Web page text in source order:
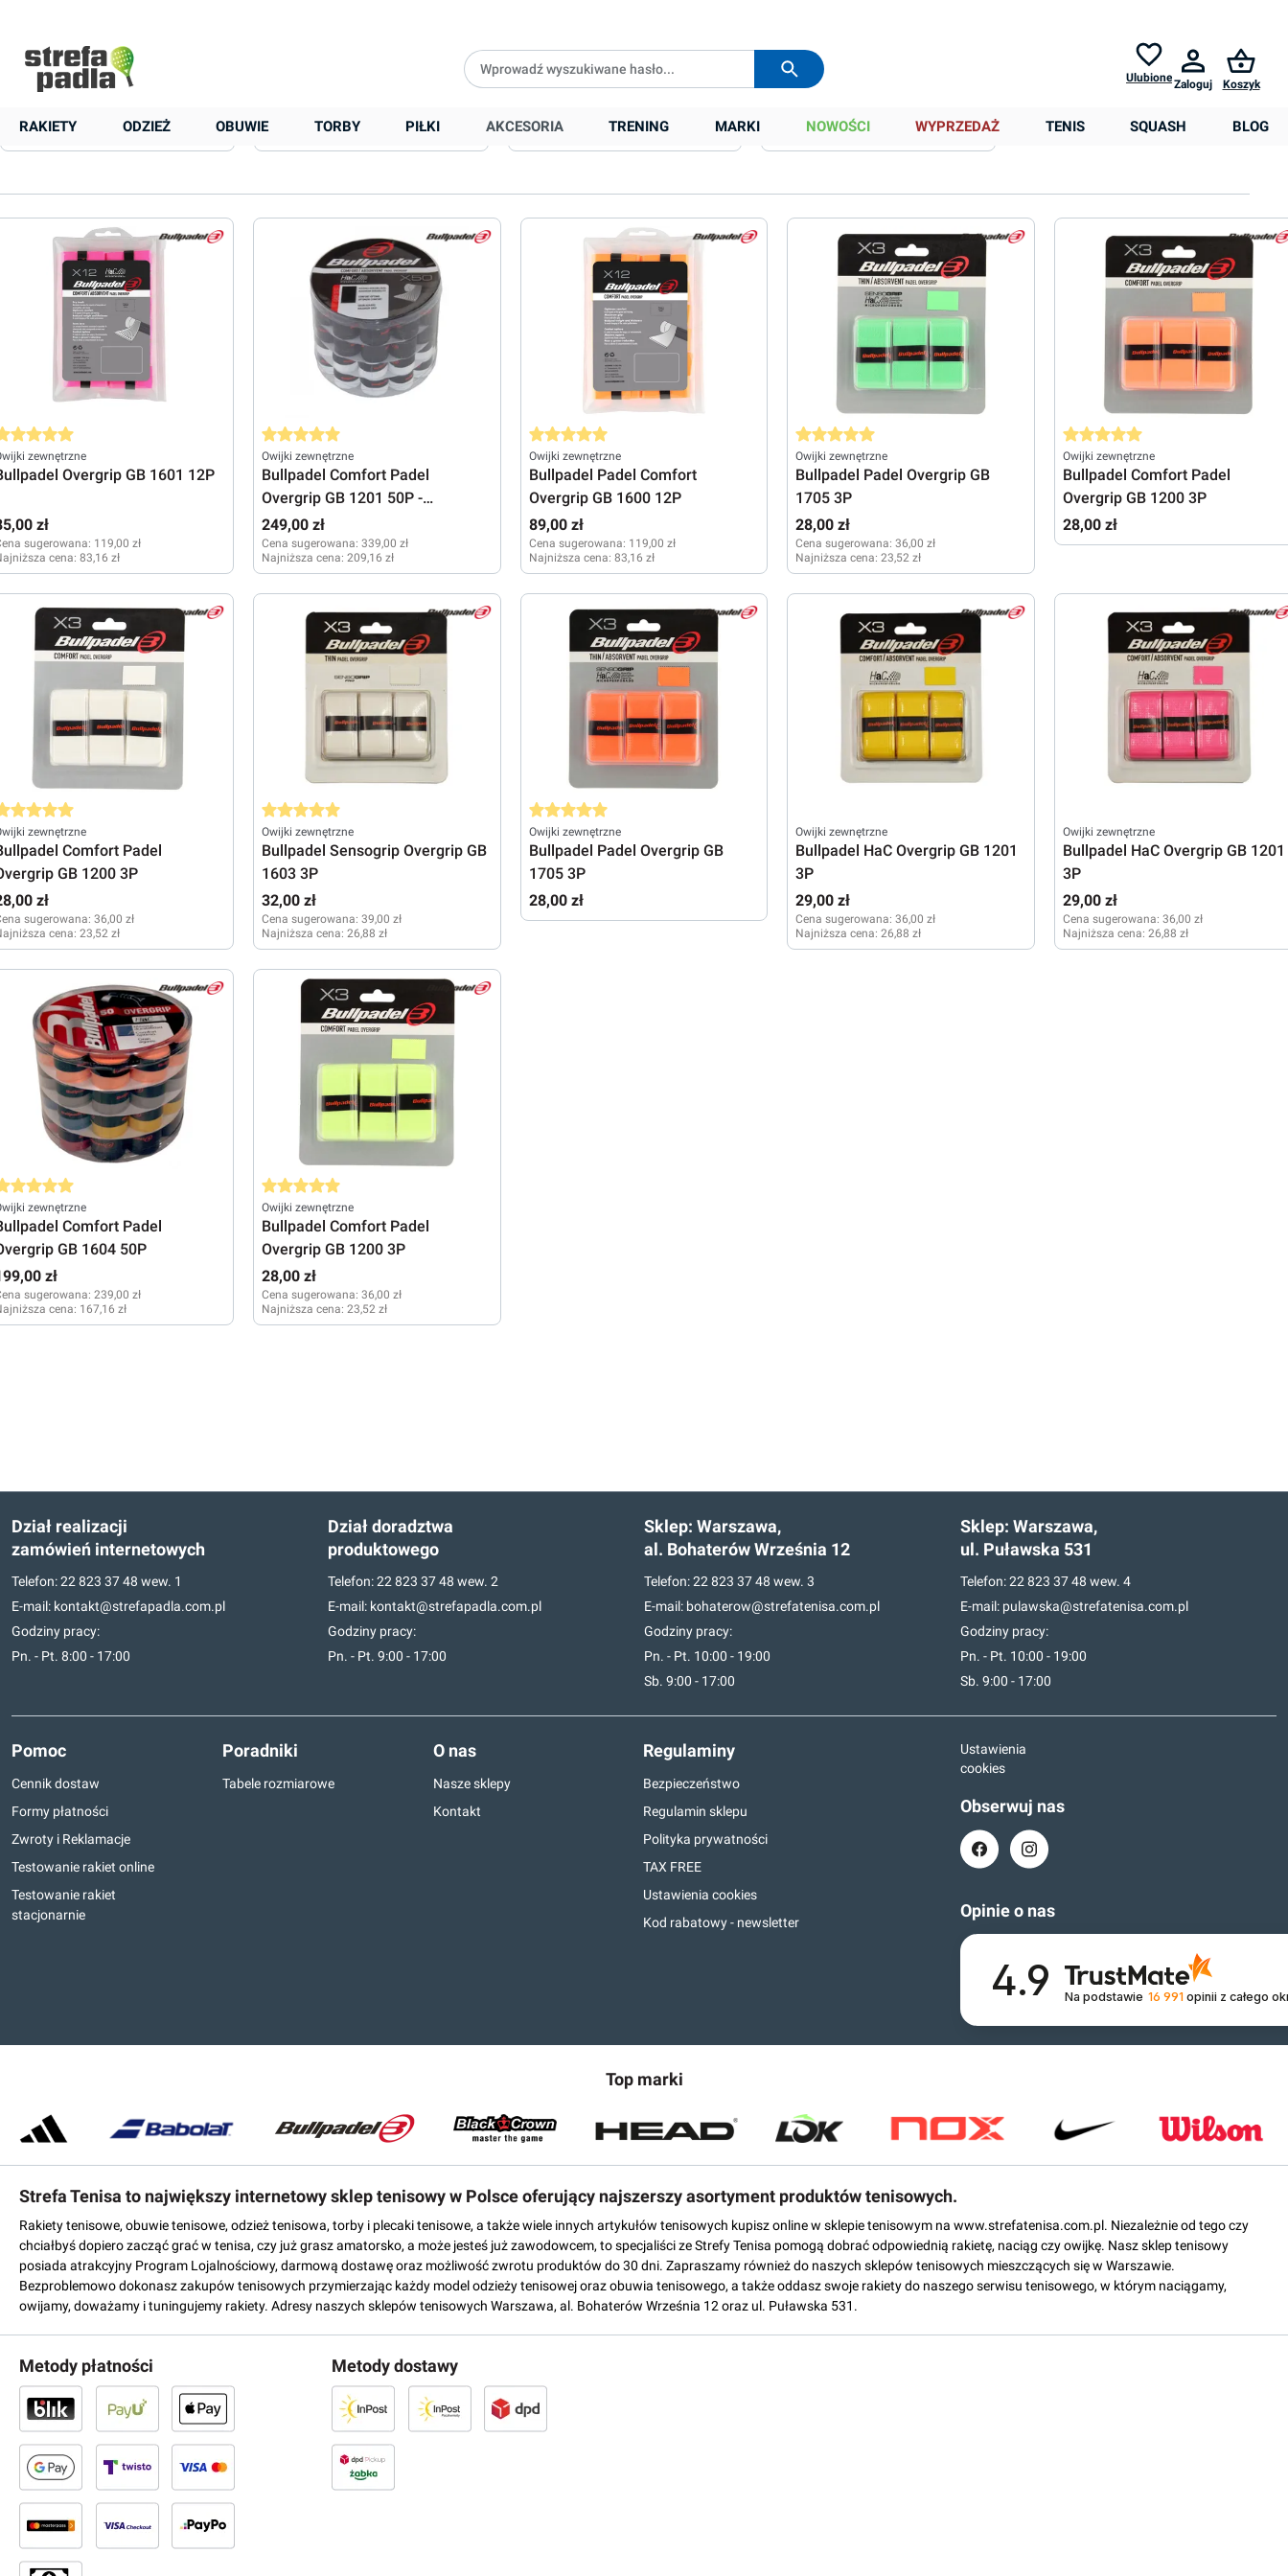
UlubioneZaloguj Koszyk
RAKIETY ODZIEŻ OBUWIE TORBY PIŁKI AKCESORIA TRENING MARKI NOWOŚCI WYPRZEDAŻ TENIS SQUASH BLOG
Bullpadel
Więcej filtrów Sortowanie
Ilość owijek
ocena 5 z 5 gwiazdek
zewnętrzne
Overgrip GB 1601 12P
zł
sugerowana: 119,00 zł
cena: 83,16 zł
Średnia ocena 5 z 5 gwiazdek
Owijki zewnętrzne
Bullpadel Comfort Padel
Overgrip GB 1201 50P -
black/white
249,00 zł
Cena sugerowana: 339,00 zł
Najniższa cena: 209,16 zł
Średnia ocena 5 z 5 gwiazdek
Owijki zewnętrzne
Bullpadel Padel Comfort
Overgrip GB 1600 12P
89,00 zł
Cena sugerowana: 119,00 zł
Najniższa cena: 83,16 zł
Średnia ocena 5 z 5 gwiazdek
Owijki zewnętrzne
Bullpadel Padel Overgrip GB
1705 3P
28,00 zł
Cena sugerowana: 36,00 zł
Najniższa cena:23,52 zł
Średnia ocena 5 z 5 gwiazdek
Owijki zewnętrzne
Bullpadel Comfort Padel
Overgrip GB 1200 3P
28,00 zł
ocena 5 z 5 gwiazdek
zewnętrzne
Comfort Padel
GB 1200 3P
zł
sugerowana: 36,00 zł
cena: 23,52 zł
Średnia ocena 5 z 5 gwiazdek
Owijki zewnętrzne
Bullpadel Sensogrip Overgrip GB
1603 3P
32,00 zł
Cena sugerowana: 39,00 zł
Najniższa cena: 26,88 zł
Średnia ocena 5 z 5 gwiazdek
Owijki zewnętrzne
Bullpadel Padel Overgrip GB
1705 3P
28,00 zł
Owijki zewnętrzne
Bullpadel HaC Overgrip GB 1201
3P
29,00 zł
Cena sugerowana: 36,00 zł
Najniższa cena:26,88 zł
Owijki zewnętrzne
Bullpadel HaC Overgrip GB 1201
3P
29,00 zł
Cena sugerowana: 36,00 zł
Najniższa cena:26,88 zł
ocena 5 z 5 gwiazdek
zewnętrzne
Comfort Padel
GB 1604 50P
zł
sugerowana: 239,00 zł
cena: 167,16 zł
Średnia ocena 5 z 5 gwiazdek
Owijki zewnętrzne
Bullpadel Comfort Padel
Overgrip GB 1200 3P
28,00 zł
Cena sugerowana: 36,00 zł
Najniższa cena: 23,52 zł
Dział realizacji
zamówień internetowych
Telefon:22 823 37 48 wew. 1
E-mail: kontakt@strefapadla.com.pl
Godziny pracy:
Pn. - Pt. 8:00 - 17:00
Dział doradztwa
produktowego
Telefon:22 823 37 48 wew. 2
E-mail: kontakt@strefapadla.com.pl
Godziny pracy:
Pn. - Pt. 9:00 - 17:00
Sklep: Warszawa,
al. Bohaterów Września 12
Telefon:22 823 37 48 wew. 3
E-mail: bohaterow@strefatenisa.com.pl
Godziny pracy:
Pn. - Pt. 10:00 - 19:00
Sb. 9:00 - 17:00
Sklep: Warszawa,
ul. Puławska 531
Telefon:22 823 37 48 wew. 4
E-mail: pulawska@strefatenisa.com.pl
Godziny pracy:
Pn. - Pt. 10:00 - 19:00
Sb. 9:00 - 17:00
Pomoc
Cennik dostaw
Formy płatności
Zwroty i Reklamacje
Testowanie rakiet online
Testowanie rakiet
stacjonarnie
Poradniki
Tabele rozmiarowe
O nas
Nasze sklepy
Kontakt
Regulaminy
Bezpieczeństwo
Regulamin sklepu
Polityka prywatności
TAX FREE
Ustawienia cookies
Kod rabatowy - newsletter
Ustawienia
cookies
Obserwuj nas
Opinie o nas
4.9 Na podstawie 16 991 opinii z całego
Top marki
Strefa Tenisa to największy internetowy sklep tenisowy w Polsce oferujący najszerszy asortyment produktów tenisowych.
Rakiety tenisowe, obuwie tenisowe, odzież tenisowa, torby i plecaki tenisowe, a także wiele innych artykułów tenisowych kupisz online w sklepie tenisowym na www.strefatenisa.com.pl. Niezależnie od tego czy
chciałbyś dopiero zacząć grać w tenisa, czy już grasz amatorsko, a może jesteś już zawodowcem, to specjaliści ze Strefy Tenisa pomogą dobrać odpowiednią rakietę, naciąg czy owijkę. Nasz sklep tenisowy
posiada atrakcyjny Program Lojalnościowy, darmową dostawę oraz możliwość zwrotu produktów do 30 dni. Zapraszamy również do naszych sklepów tenisowych mieszczących się w Warszawie.
Bezproblemowo dokonasz zakupów tenisowych przymierzając każdy model odzieży tenisowej oraz obuwia tenisowego, a także oddasz swoje rakiety do naszego serwisu tenisowego, w którym naciągamy,
owijamy, doważamy i tuningujemy rakiety. Adresy naszych sklepów tenisowych Warszawa, al. Bohaterów Września 12 oraz ul. Puławska 531.
Metody płatności Metody dostawy